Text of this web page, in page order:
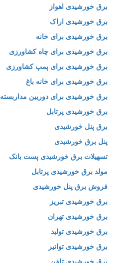
برق خورشیدی اهواز
برق خورشیدی اراک
برق خورشیدی برای خانه
برق خورشیدی برای چاه کشاورزی
برق خورشیدی برای پمپ کشاورزی
برق خورشیدی برای خانه باغ
برق خورشیدی برای دوربین مداربسته
برق خورشیدی پرتابل
برق پنل خورشیدی
پنل برق خورشیدی
تسهیلات برق خورشیدی پست بانک
مولد برق خورشیدی پرتابل
فروش برق پنل خورشیدی
برق خورشیدی تبریز
برق خورشیدی تهران
برق خورشیدی تولید
برق خورشیدی توانیر
برق خورشیدی تلفن